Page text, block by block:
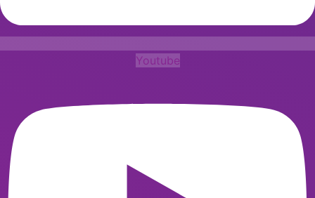
Youtube